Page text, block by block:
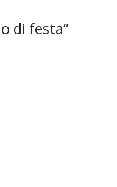
di festa”